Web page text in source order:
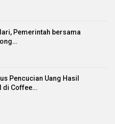
Pemerintah bersama
Pencucian Uang Hasil
di Coffee…